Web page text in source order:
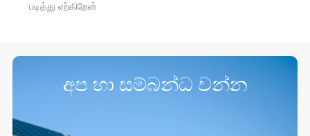
படித்து ஏற்கிறேன்
අප හා සම්බන්ධ වන්න